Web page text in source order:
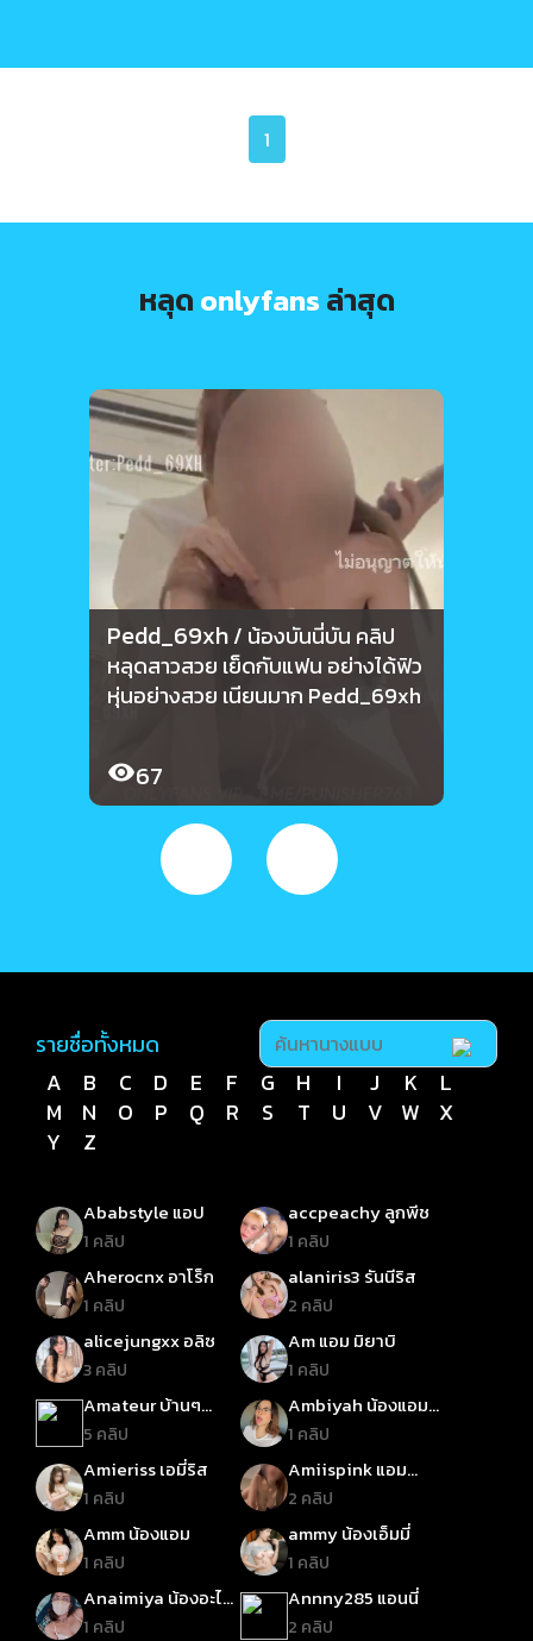
1
หลุดonlyfansล่าสุด
Pedd_69xh/ น้องบันนี่บัน คลิป
หลุดสาวสวย เย็ดกับแฟน อย่างได้ฟิว
หุ่นอย่างสวย เนียนมาก Pedd_69xh
67
รายชื่อทั้งหมด
A
B C D E F G H I J K
L
M
N O P Q R S T U V W
X
Y
Z
Ababstyle แอป
1 คลิป
accpeachy ลูกพีช
1 คลิป
Aherocnx อาโร็ก
1 คลิป
alaniris3 รันนีริส
2 คลิป
alicejungxx อลิซ
3 คลิป
Am แอม มิยาบิ
1 คลิป
Amateur บ้านๆ
สมัครเล่น
5 คลิป
Ambiyah น้องแอมบิ
ย่า
1 คลิป
Amieriss เอมี่ริส
1 คลิป
Amiispink แอม
พริงค์
2 คลิป
Amm น้องแอม
1 คลิป
ammy น้องเอ็มมี่
1 คลิป
Anaimiya น้องอะไน
มิย่า
1 คลิป
Annny285 แอนนี่
2 คลิป